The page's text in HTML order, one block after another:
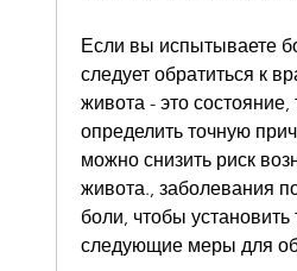
Если вы испытываете
следует обратиться к
живота - это
определить точную
можно снизить риск
живота., заболевания
боли, чтобы
следующие меры для